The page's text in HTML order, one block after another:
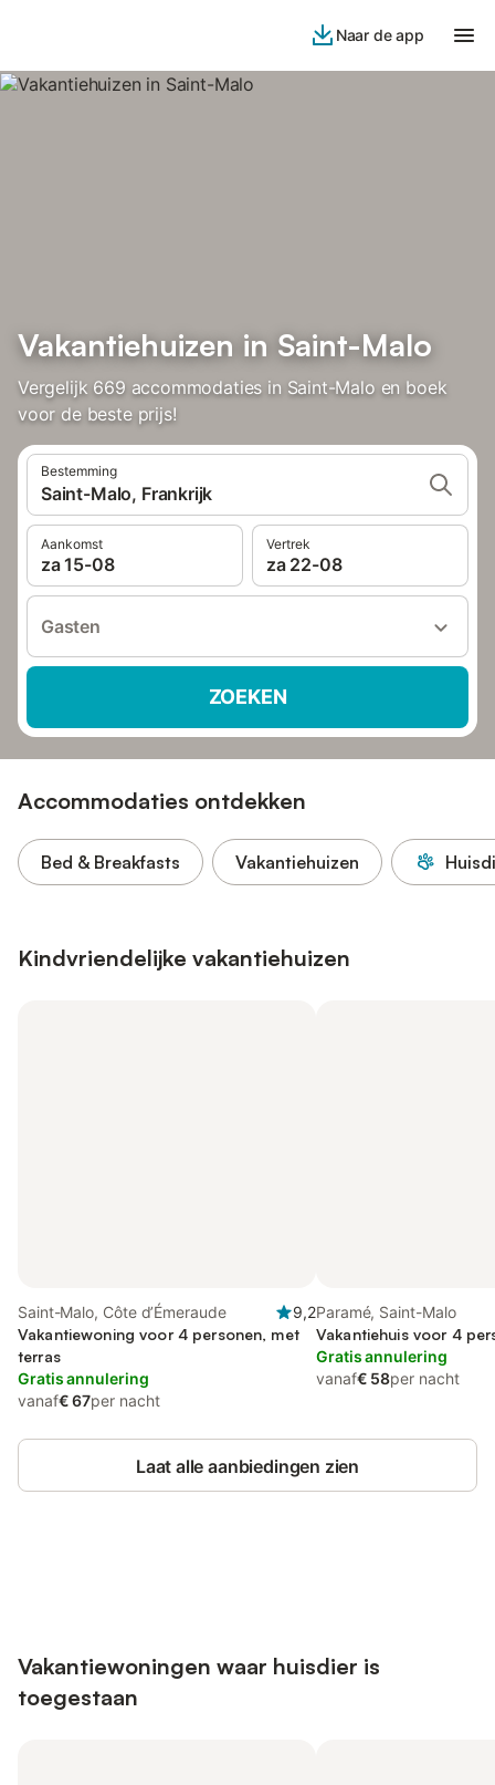
Naar de app
Vakantiehuizen in Saint-Malo
Vergelijk 669 accommodaties in Saint-Malo en boek
voor de beste prijs!
Bestemming
Saint-Malo, Frankrijk
Aankomst
za 15-08
Vertrek
za 22-08
Gasten
ZOEKEN
Accommodaties ontdekken
Bed & Breakfasts Vakantiehuizen
Kindvriendelijke vakantiehuizen
Saint-Malo, Côte d’Émeraude
9,2
Vakantiewoning voor 4 personen, met
terras
Gratis annulering
vanaf€ 67per nacht
Paramé, Saint-Malo
Vakantiehuis voor 4
Gratis annulering
vanaf€ 58per nacht
Laat alle aanbiedingen zien
Vakantiewoningen waar huisdier is
toegestaan